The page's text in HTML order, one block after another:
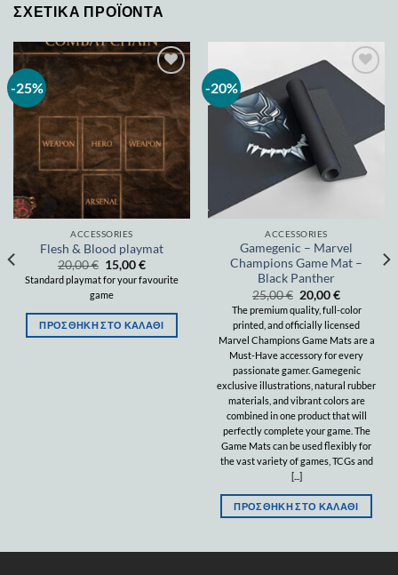
ΣΧΕΤΙΚΆ ΠΡΟΪΌΝΤΑ
-25%
Add to
wishlist
ACCESSORIES
Flesh & Blood playmat
20,00€ 15,00€
Standard playmat for your favourite
game
ΠΡΟΣΘΉΚΗ ΣΤΟ ΚΑΛΆΘΙ
-20%
Add to
wishlist
ACCESSORIES
Gamegenic – Marvel
Champions Game Mat –
Black Panther
25,00€ 20,00€
The premium quality, full-color
printed, and officially licensed
Marvel Champions Game Mats are a
Must-Have accessory for every
passionate gamer. Gamegenic
exclusive illustrations, natural rubber
materials, and vibrant colors are
combined in one product that will
perfectly complete your game. The
Game Mats can be used flexibly for
the vast variety of games, TCGs and
[...]
ΠΡΟΣΘΉΚΗ ΣΤΟ ΚΑΛΆΘΙ